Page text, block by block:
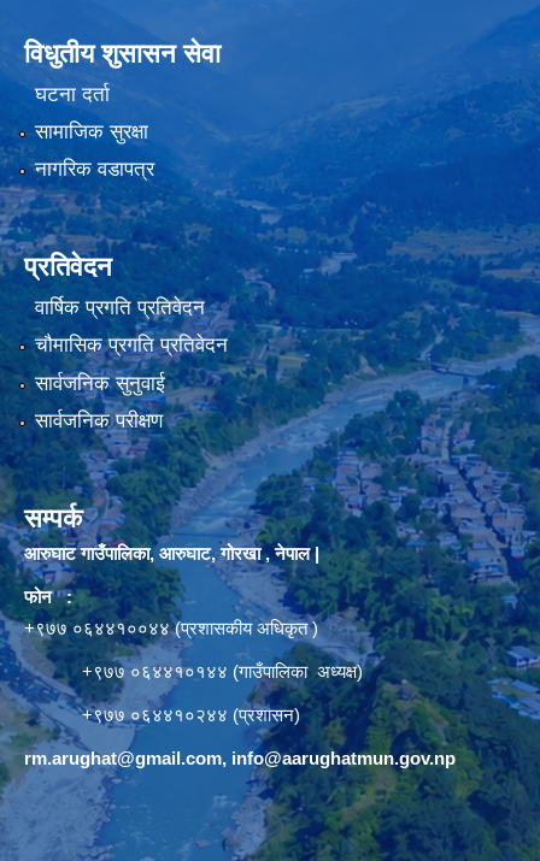
विधुतीय शुसासन सेवा
घटना दर्ता
सामाजिक सुरक्षा
नागरिक वडापत्र
प्रतिवेदन
वार्षिक प्रगति प्रतिवेदन
चौमासिक प्रगति प्रतिवेदन
सार्वजनिक सुनुवाई
सार्वजनिक परीक्षण
सम्पर्क
आरुघाट गाउँपालिका, आरुघाट, गोरखा , नेपाल |
फोन :
+९७७ ०६४४१००४४ (प्रशासकीय अधिकृत )
+९७७ ०६४४१०१४४ (गाउँपालिका अध्यक्ष)
+९७७ ०६४४१०२४४ (प्रशासन)
rm.arughat@gmail.com, info@aarughatmun.gov.np